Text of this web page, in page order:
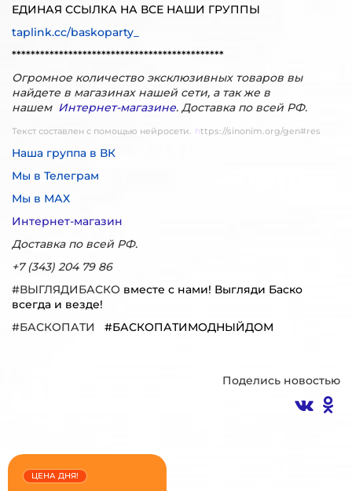
ЕДИНАЯ ССЫЛКА НА ВСЕ НАШИ ГРУППЫ
taplink.cc/baskoparty_
*********************************************
Огромное количество эксклюзивных товаров вы
найдете в магазинах нашей сети, а так же в
нашем Интернет-магазине. Доставка по всей РФ.
Текст составлен с помощью нейросети. https://sinonim.org/gen#res
Наша группа в ВК
Мы в Телеграм
Мы в МАХ
Интернет-магазин
Доставка по всей РФ.
+7 (343) 204 79 86
#ВЫГЛЯДИБАСКО вместе с нами! Выгляди Баско
всегда и везде!
#БАСКОПАТИ
#БАСКОПАТИМОДНЫЙДОМ
Поделись новостью
ЦЕНА ДНЯ!